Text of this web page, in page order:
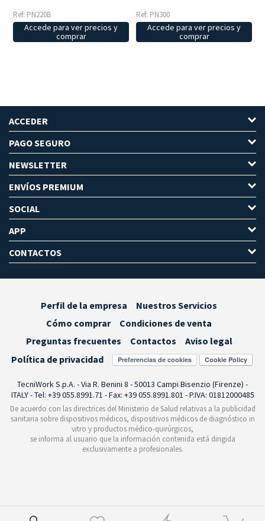
Ref: PN220B
Accede para ver precios y
comprar
Ref: PN300
Accede para ver precios y
comprar
ACCEDER
PAGO SEGURO
NEWSLETTER
ENVÍOS PREMIUM
SOCIAL
APP
CONTACTOS
Perfil de la empresa
Nuestros Servicios
Cómo comprar
Condiciones de venta
Preguntas frecuentes
Contactos
Aviso legal
Política de privacidad
Preferencias de cookies
TecniWork S.p.A. - Via R. Benini 8 - 50013 Campi Bisenzio (Firenze) -
ITALY - Tel: +39 055.8991.71 - Fax: +39 055.8991.801 - P.IVA: 01812000485
De acuerdo con las directrices del Ministerio de Salud relativas a la publicidad
sanitaria sobre dispositivos médicos, dispositivos médicos de diagnóstico in
vitro y productos médico-quirúrgicos,
se informa al usuario que la información contenida está dirigida
exclusivamente a profesionales.